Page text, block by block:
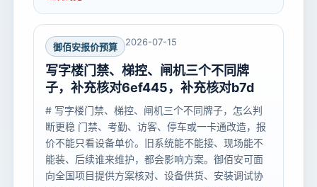
御佰安报价预算 2026-07-15
写字楼门禁、梯控、闸机三个不同牌
子，补充核对6ef445，补充核对b7d
# 写字楼门禁、梯控、闸机三个不同牌子，怎么判
断更稳 门禁、考勤、访客、停车或一卡通改造，报
价不能只看设备单价。旧系统能不能接、现场能不
能装、后续谁来维护，都会影响方案。御佰安可面
向全国项目提供方案核对、设备供货、安装调试协